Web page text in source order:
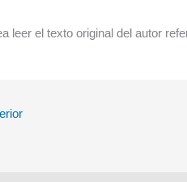
leer el texto original del autor